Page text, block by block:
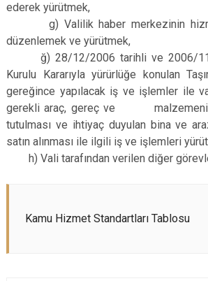
ederek yürütmek,
g) Valilik haber merkezinin
düzenlemek ve yürütmek,
ğ) 28/12/2006 tarihli ve 2006/
Kurulu Kararıyla yürürlüğe konulan
gereğince yapılacak iş ve işlemler ile
gerekli araç, gereç ve malzemenin
tutulması ve ihtiyaç duyulan bina ve
satın alınması ile ilgili iş ve işlemleri
h) Vali tarafından verilen diğer
Kamu Hizmet Standartları Tablosu